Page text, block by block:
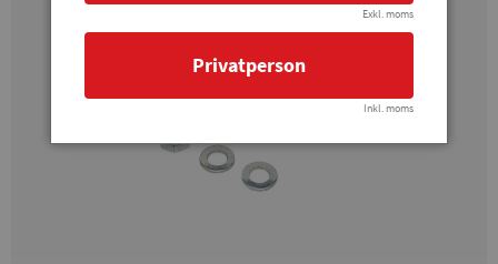
Exkl. moms
Privatperson
Inkl. moms